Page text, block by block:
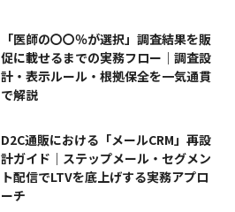
「医師の〇〇％が選択」調査結果を販
促に載せるまでの実務フロー｜調査設
計・表示ルール・根拠保全を一気通貫
で解説
D2C通販における「メールCRM」再設
計ガイド｜ステップメール・セグメン
ト配信でLTVを底上げする実務アプロ
ーチ